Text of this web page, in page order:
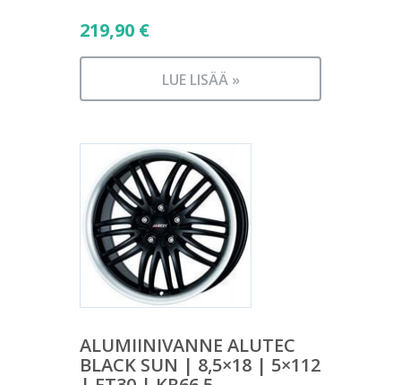
219,90 €
LUE LISÄÄ »
ALUMIINIVANNE ALUTEC
BLACK SUN | 8,5×18 | 5×112